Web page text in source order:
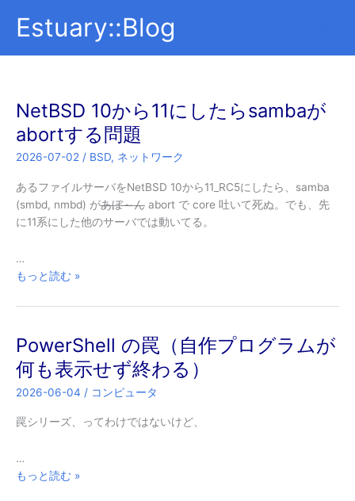
Estuary::Blog
NetBSD 10から11にしたらsambaが
abortする問題
2026-07-02 / BSD, ネットワーク
あるファイルサーバをNetBSD 10から11_RC5にしたら、samba
(smbd, nmbd) があぼ～ん abort で core 吐いて死ぬ。でも、先
に11系にした他のサーバでは動いてる。
…
NetBSD
か
11
に
し
た
ら
す
もっと読む »
PowerShell の罠（自作プログラムが
何も表示せず終わる）
2026-06-04 / コンピュータ
罠シリーズ、ってわけではないけど、
…
PowerShell
もっと読む »